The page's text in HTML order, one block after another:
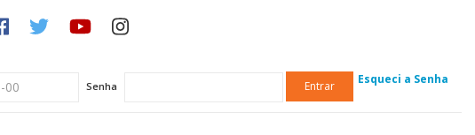
Senha Entrar Esqueci a Senha